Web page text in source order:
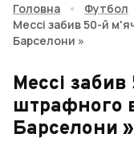
Головна • Футбол
Мессі забив 50-й
Барселони »
Мессі
штрафного
Барселони »